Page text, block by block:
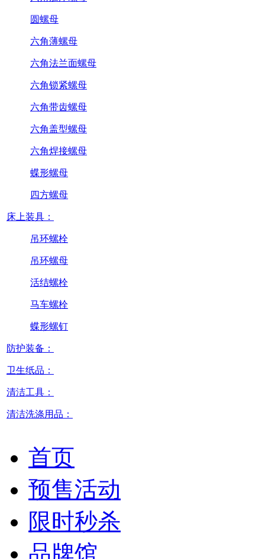
圆螺母
六角薄螺母
六角法兰面螺母
六角锁紧螺母
六角带齿螺母
六角盖型螺母
六角焊接螺母
蝶形螺母
四方螺母
床上装具：
吊环螺栓
吊环螺母
活结螺栓
马车螺栓
蝶形螺钉
防护装备：
卫生纸品：
清洁工具：
清洁洗涤用品：
首页
预售活动
限时秒杀
品牌馆